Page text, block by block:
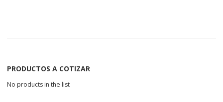
PRODUCTOS A COTIZAR
No products in the list